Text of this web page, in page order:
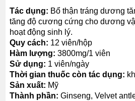
Tác dụng: Bổ thận tráng dương
tăng độ cương cứng cho dương
hoạt động sinh lý.
Quy cách: 12 viên/hộp
Hàm lượng: 3800mg/1 viên
Sử dụng: 1 viên/ngày
Thời gian thuốc còn tác dụng:
Sản xuất: Mỹ
Thành phần:Ginseng, Velvet